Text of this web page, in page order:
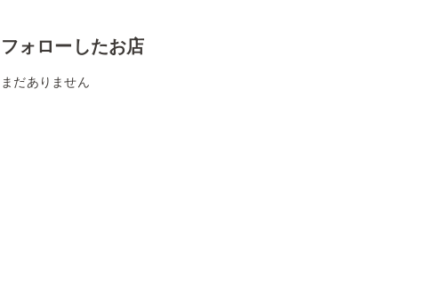
フォローしたお店
まだありません